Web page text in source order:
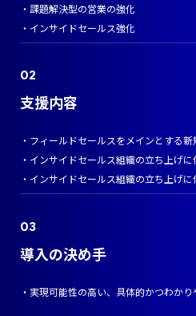
・課題解決型の営業の強化
・インサイドセールス強化
支援内容
・フィールドセールスをメインとする
・インサイドセールス組織の立ち上げ
・インサイドセールス組織の立ち上げ
導入の決め手
・実現可能性の高い、具体的かつわか